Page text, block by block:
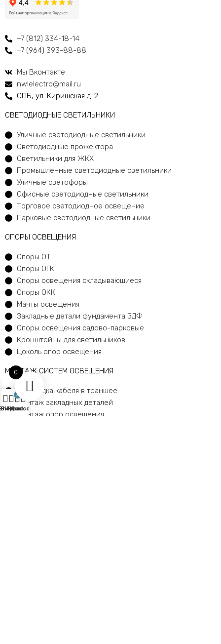
+7 (812) 334-18-14
+7 (964) 393-88-88
Мы Вконтакте
nwlelectro@mail.ru
СПБ, ул. Киришская д. 2
CВЕТОДИОДНЫЕ СВЕТИЛЬНИКИ
Уличные светодиодные светильники
Светодиодные прожектора
Светильники для ЖКХ
Промышленные светодиодные светильники
Уличные светофоры
Офисные светодиодные светильники
Торговое светодиодное освещение
Парковые светодиодные светильники
ОПОРЫ ОСВЕЩЕНИЯ
Опоры ОТ
Опоры ОГК
Опоры освещения складывающиеся
Опоры ОКК
Мачты освещения
Закладные детали фундамента ЗДФ
Опоры освещения садово-парковые
Кронштейны для светильников
Цоколь опор освещения
МОНТАЖ СИСТЕМ ОСВЕЩЕНИЯ
Прокладка кабеля в траншее
Монтаж закладных деталей
Монтаж опор освещения
0
Sidebar
0
Cart
My account